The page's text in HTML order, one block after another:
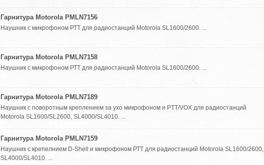
Гарнитура Motorola PMLN7156
Наушник с микрофоном РТТ для радиостанций Motorola SL1600/2600. ...
Гарнитура Motorola PMLN7158
Наушник с микрофоном РТТ для радиостанций Motorola SL1600/2600. ...
Гарнитура Motorola PMLN7189
Наушник с поворотным креплением за ухо микрофоном и PTT/VOX для радиостанций
Motorola SL1600/SL2600, SL4000/SL4010. ...
Гарнитура Motorola PMLN7159
Наушник с крепелнием D-Shell и микрофоном РТТ для радиостанций Motorola SL1600/2600,
SL4000/SL4010. ...